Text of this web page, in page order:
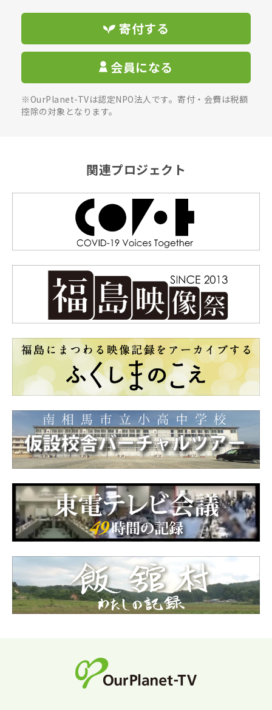
寄付する
会員になる
※OurPlanet-TVは認定NPO法人です。寄付・会費は税額
控除の対象となります。
関連プロジェクト